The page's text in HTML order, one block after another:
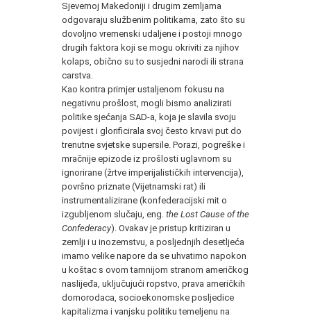
Sjevernoj Makedoniji i drugim zemljama
odgovaraju službenim politikama, zato što su
dovoljno vremenski udaljene i postoji mnogo
drugih faktora koji se mogu okriviti za njihov
kolaps, obično su to susjedni narodi ili strana
carstva.
Kao kontra primjer ustaljenom fokusu na
negativnu prošlost, mogli bismo analizirati
politike sjećanja SAD-a, koja je slavila svoju
povijest i glorificirala svoj često krvavi put do
trenutne svjetske supersile. Porazi, pogreške i
mračnije epizode iz prošlosti uglavnom su
ignorirane (žrtve imperijalističkih intervencija),
površno priznate (Vijetnamski rat) ili
instrumentalizirane (konfederacijski mit o
izgubljenom slučaju, eng. the Lost Cause of the
Confederacy). Ovakav je pristup kritiziran u
zemlji i u inozemstvu, a posljednjih desetljeća
imamo velike napore da se uhvatimo napokon
u koštac s ovom tamnijom stranom američkog
naslijeđa, uključujući ropstvo, prava američkih
domorodaca, socioekonomske posljedice
kapitalizma i vanjsku politiku temeljenu na